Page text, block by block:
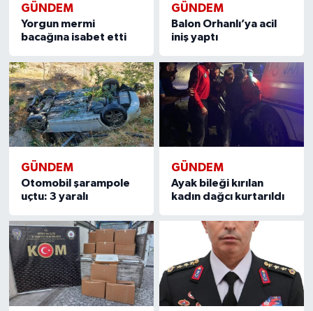
GÜNDEM
Yorgun mermi
bacağına isabet etti
GÜNDEM
Balon Orhanlı’ya acil
iniş yaptı
GÜNDEM
Otomobil şarampole
uçtu: 3 yaralı
GÜNDEM
Ayak bileği kırılan
kadın dağcı kurtarıldı